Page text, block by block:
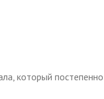
который постепенно